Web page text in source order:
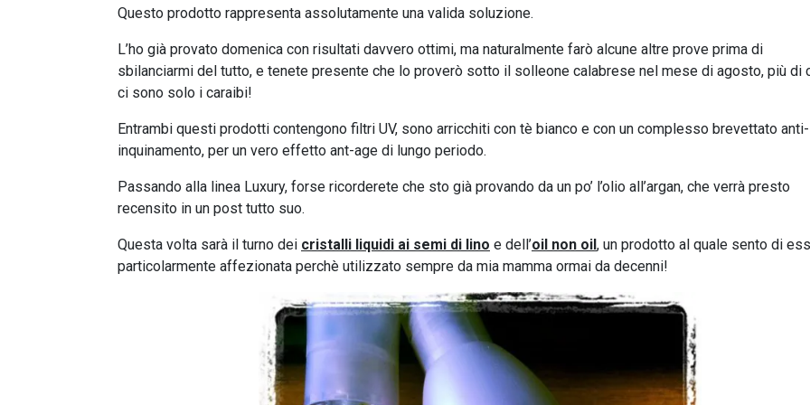
Questo prodotto rappresenta assolutamente una valida soluzione.
L’ho già provato domenica con risultati davvero ottimi, ma naturalmente farò alcune altre prove prima di
sbilanciarmi del tutto, e tenete presente che lo proverò sotto il solleone calabrese nel mese di agosto, più di
ci sono solo i caraibi!
Entrambi questi prodotti contengono filtri UV, sono arricchiti con tè bianco e con un complesso brevettato anti-
inquinamento, per un vero effetto ant-age di lungo periodo.
Passando alla linea Luxury, forse ricorderete che sto già provando da un po’ l’olio all’argan, che verrà presto
recensito in un post tutto suo.
Questa volta sarà il turno dei cristalli liquidi ai semi di lino e dell’oil non oil , un prodotto al quale sento di
particolarmente affezionata perchè utilizzato sempre da mia mamma ormai da decenni!